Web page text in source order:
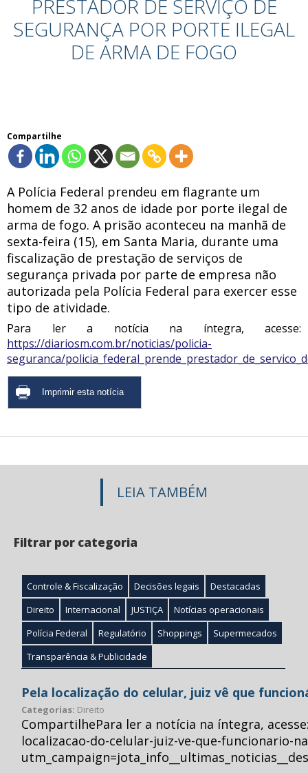
PRESTADOR DE SERVIÇO DE
SEGURANÇA POR PORTE ILEGAL
DE ARMA DE FOGO
Compartilhe
A Polícia Federal prendeu em flagrante um
homem de 32 anos de idade por porte ilegal de
arma de fogo. A prisão aconteceu na manhã de
sexta-feira (15), em Santa Maria, durante uma
fiscalização de prestação de serviços de
segurança privada por parte de empresa não
autorizada pela Polícia Federal para exercer esse
tipo de atividade.
Para ler a notícia na íntegra, acesse:
https://diariosm.com.br/noticias/policia-
seguranca/
LEIA TAMBÉM
Filtrar por categoria
Controle & Fiscalização Decisões legais
Destacadas
Direito
Internacional JUSTIÇA
Notícias operacionais
Polícia Federal
Regulatório Shoppings
Supermecados
Transparência & Publicidade
Pela localização do celular, juiz vê que
Categorias: Direito
CompartilhePara ler a notícia na íntegra,
localizacao-do-celular-juiz-ve-que-funcionario-